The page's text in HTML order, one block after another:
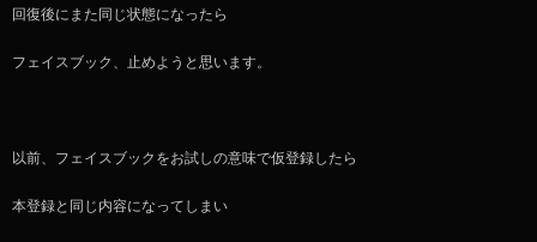
回復後にまた同じ状態になったら
フェイスブック、止めようと思います。
以前、フェイスブックをお試しの意味で仮登録したら
本登録と同じ内容になってしまい